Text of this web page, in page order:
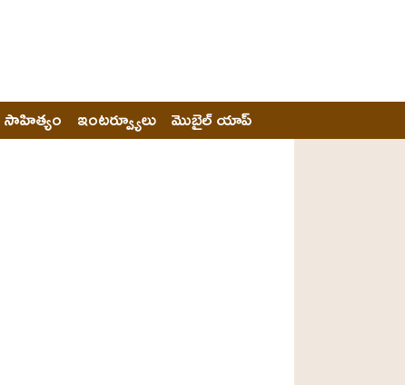
సాహిత్యం ఇంటర్వ్యూలు మొబైల్ యాప్